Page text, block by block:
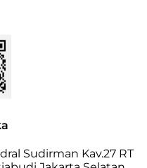
Sudirman Kav.27 RT